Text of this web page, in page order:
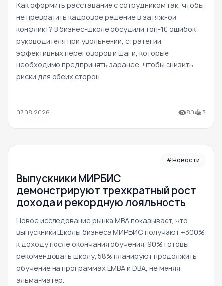
Как оформить расставание с сотрудником так, чтобы
не превратить кадровое решение в затяжной
конфликт? В бизнес-школе обсудили топ-10 ошибок
руководителя при увольнении, стратегии
эффективных переговоров и шаги, которые
необходимо предпринять заранее, чтобы снизить
риски для обеих сторон.
07.08.2026 80 3
#Новости
Выпускники МИРБИС
демонстрируют трехкратный рост
дохода и рекордную лояльность
Новое исследование рынка MBA показывает, что
выпускники Школы бизнеса МИРБИС получают +300%
к доходу после окончания обучения; 90% готовы
рекомендовать школу; 58% планируют продолжить
обучение на программах EMBA и DBA, не меняя
альма-матер.